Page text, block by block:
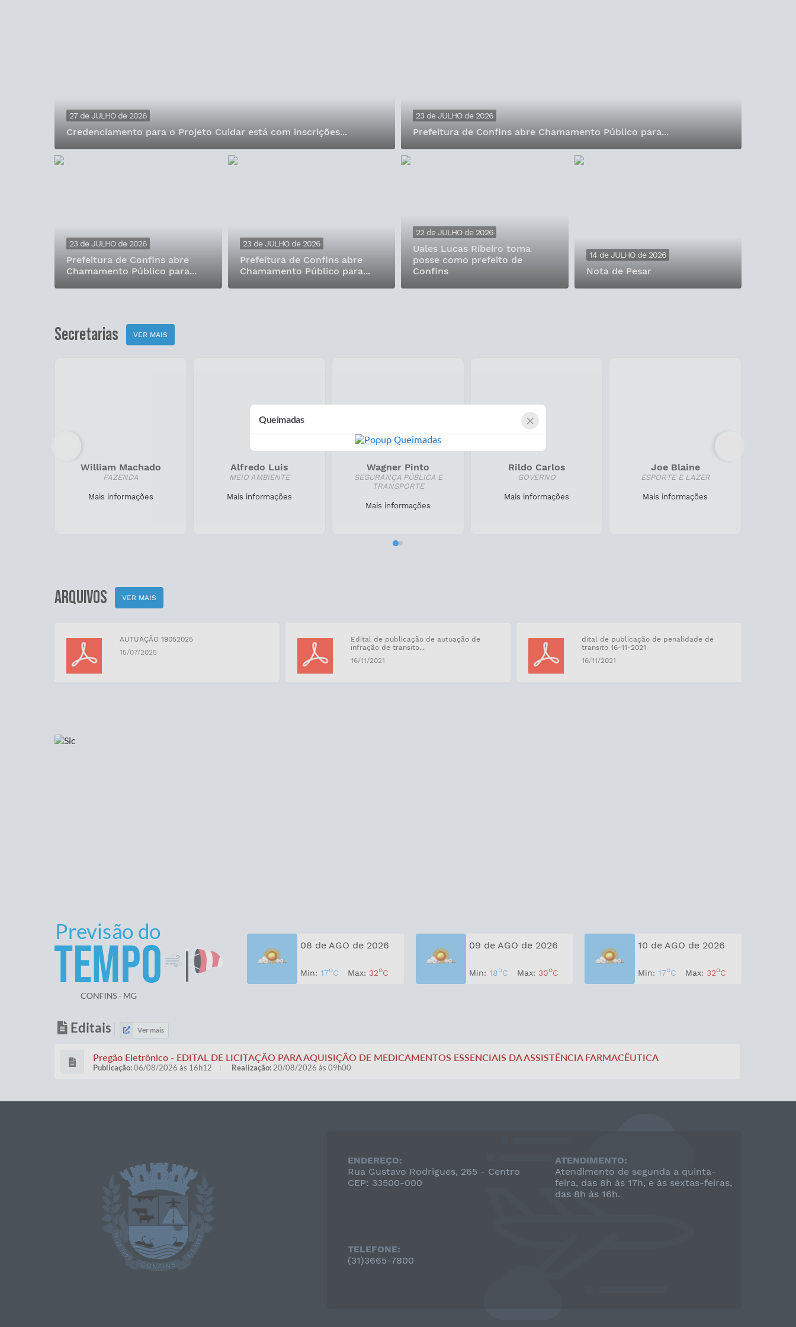
27 de JULHO de 2026
Credenciamento para o Projeto Cuidar está com inscrições...
23 de JULHO de 2026
Prefeitura de Confins abre Chamamento Público para...
23 de JULHO de 2026
Prefeitura de Confins abre
Chamamento Público para...
23 de JULHO de 2026
Prefeitura de Confins abre
Chamamento Público para...
22 de JULHO de 2026
Uales Lucas Ribeiro toma
posse como prefeito de
Confins
14 de JULHO de 2026
Nota de Pesar
Secretarias VER MAIS
William Machado
FAZENDA
Mais informações
Alfredo Luis
MEIO AMBIENTE
Mais informações
Wagner Pinto
SEGURANÇA PÚBLICA E
TRANSPORTE
Mais informações
Rildo Carlos
GOVERNO
Mais informações
Joe Blaine
ESPORTE E LAZER
Mais informações
ARQUIVOS VER MAIS
AUTUAÇÃO 19052025
15/07/2025
Download
Edital de publicação de autuação de
infração de transito...
16/11/2021
dital de publicação de penalidade de
transito 16-11-2021
16/11/2021
08 de AGO de 2026
Min: 17oC Max: 32oC
09 de AGO de 2026
Min: 18oC Max: 30oC
10 de AGO de 2026
Min: 17oC Max: 32oC
Editais Ver mais
Pregão Eletrônico - EDITAL DE LICITAÇÃO PARA AQUISIÇÃO DE MEDICAMENTOS ESSENCIAIS DA ASSISTÊNCIA FARMACÊUTICA
Publicação:06/08/2026 às 16h12 Realização: 20/08/2026 às 09h00
ENDEREÇO:
Rua Gustavo Rodrigues, 265 - Centro
CEP: 33500-000
ATENDIMENTO:
Atendimento de segunda a quinta-
feira, das 8h às 17h, e às sextas-feiras,
das 8h às 16h.
TELEFONE:
(31)3665-7800
×
Queimadas